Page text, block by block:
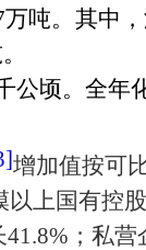
万吨。其中
公顷。全年
增加值按可
以上国有控
41.8% ；私